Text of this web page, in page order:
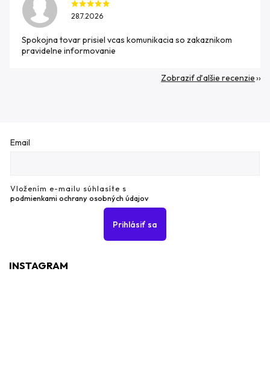
28.7.2026
Spokojna tovar prisiel vcas komunikacia so zakaznikom
pravidelne informovanie
Zobraziť ďalšie recenzie
Email
Vložením e-mailu súhlasíte s
podmienkami ochrany osobných údajov
Prihlásiť sa
INSTAGRAM